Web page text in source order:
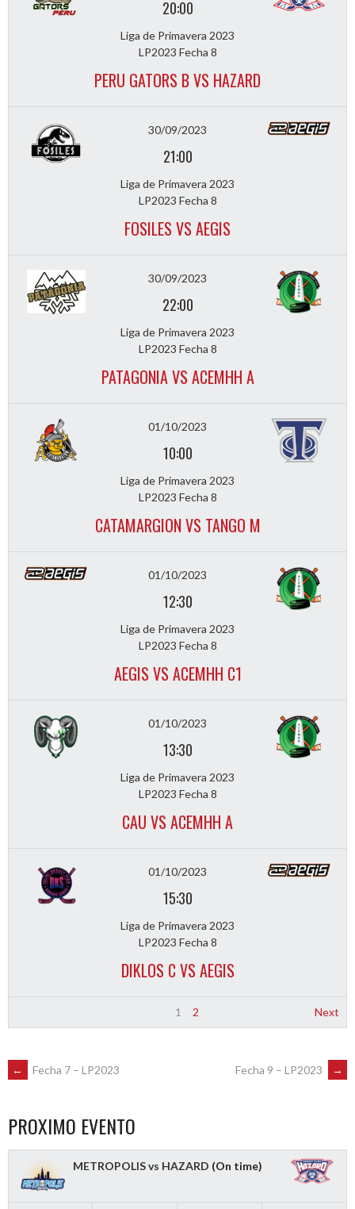
20:00
Liga de Primavera 2023
LP2023 Fecha 8
PERU GATORS B VS HAZARD
30/09/2023
21:00
Liga de Primavera 2023
LP2023 Fecha 8
FOSILES VS AEGIS
30/09/2023
22:00
Liga de Primavera 2023
LP2023 Fecha 8
PATAGONIA VS ACEMHH A
01/10/2023
10:00
Liga de Primavera 2023
LP2023 Fecha 8
CATAMARGION VS TANGO M
01/10/2023
12:30
Liga de Primavera 2023
LP2023 Fecha 8
AEGIS VS ACEMHH C1
01/10/2023
13:30
Liga de Primavera 2023
LP2023 Fecha 8
CAU VS ACEMHH A
01/10/2023
15:30
Liga de Primavera 2023
LP2023 Fecha 8
DIKLOS C VS AEGIS
1 2 Next
POST
NAVIGATION
← Fecha 7 – LP2023 Fecha 9 – LP2023 →
PROXIMO EVENTO
METROPOLIS vs HAZARD (On time)